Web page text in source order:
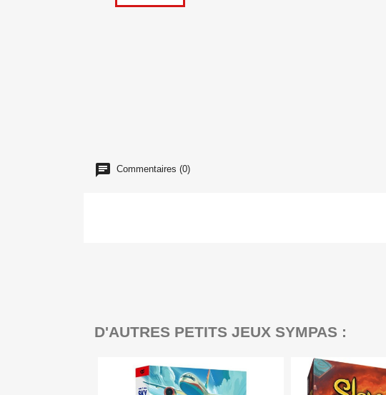
Commentaires (0)
D'AUTRES PETITS JEUX SYMPAS :